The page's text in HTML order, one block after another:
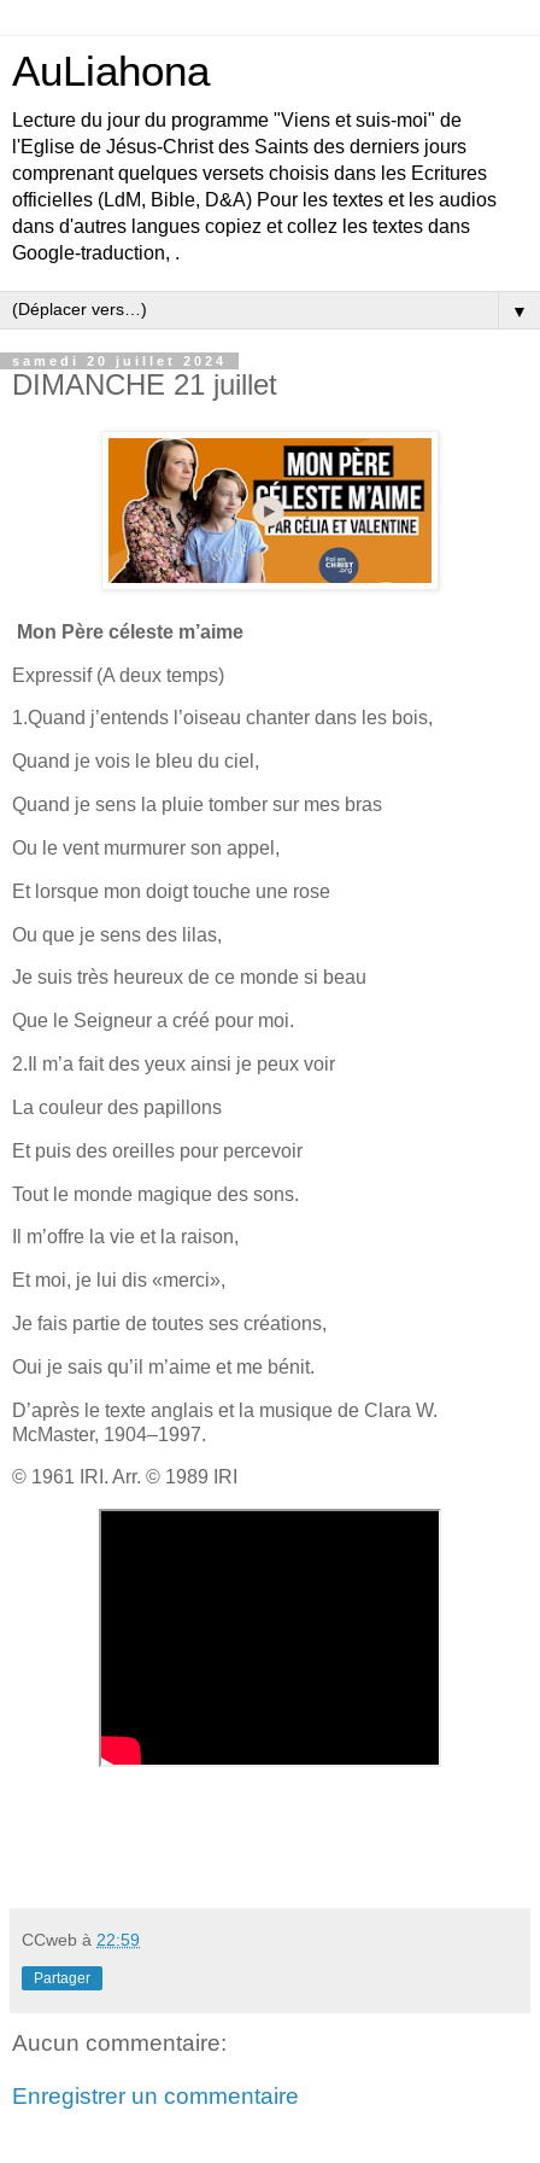
AuLiahona
Lecture du jour du programme "Viens et suis-moi" de
l'Eglise de Jésus-Christ des Saints des derniers jours
comprenant quelques versets choisis dans les Ecritures
officielles (LdM, Bible, D&A) Pour les textes et les audios
dans d'autres langues copiez et collez les textes dans
Google-traduction, .
▼
samedi 20 juillet 2024
DIMANCHE 21 juillet
Mon Père céleste m’aime
Expressif (A deux temps)
1.Quand j’entends l’oiseau chanter dans les bois,
Quand je vois le bleu du ciel,
Quand je sens la pluie tomber sur mes bras
Ou le vent murmurer son appel,
Et lorsque mon doigt touche une rose
Ou que je sens des lilas,
Je suis très heureux de ce monde si beau
Que le Seigneur a créé pour moi.
2.Il m’a fait des yeux ainsi je peux voir
La couleur des papillons
Et puis des oreilles pour percevoir
Tout le monde magique des sons.
Il m’offre la vie et la raison,
Et moi, je lui dis «merci»,
Je fais partie de toutes ses créations,
Oui je sais qu’il m’aime et me bénit.
D’après le texte anglais et la musique de Clara W.
McMaster, 1904–1997.
© 1961 IRI. Arr. © 1989 IRI
CCweb à 22:59
Partager
Aucun commentaire:
Enregistrer un commentaire